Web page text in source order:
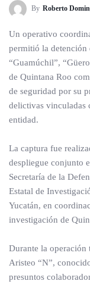
By Roberto
Un operativo
permitió la detención
“Guamúchil”,
de Quintana Roo
de seguridad por su
delictivas vinculadas
entidad.
La captura fue
despliegue conjunto
Secretaría de la
Estatal de
Yucatán, en
investigación de
Durante la operación
Aristeo “N”,
presuntos